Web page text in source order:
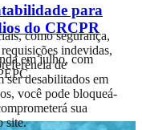
para
do CRCPR
em julho, com
como segurança,
indevidas,
de
ser desabilitados em
você pode bloqueá-
sua
site.